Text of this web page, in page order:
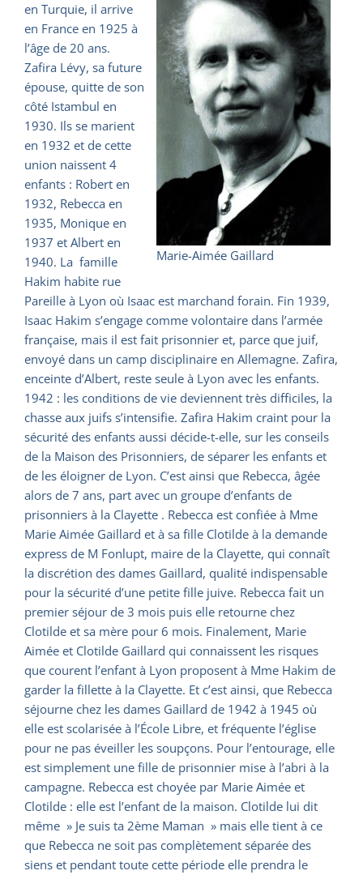
Marie-Aimée Gaillard
en Turquie, il arrive
en France en 1925 à
l’âge de 20 ans.
Zafira Lévy, sa future
épouse, quitte de son
côté Istambul en
1930. Ils se marient
en 1932 et de cette
union naissent 4
enfants : Robert en
1932, Rebecca en
1935, Monique en
1937 et Albert en
1940. La famille
Hakim habite rue
Pareille à Lyon où Isaac est marchand forain. Fin 1939,
Isaac Hakim s’engage comme volontaire dans l’armée
française, mais il est fait prisonnier et, parce que juif,
envoyé dans un camp disciplinaire en Allemagne. Zafira,
enceinte d’Albert, reste seule à Lyon avec les enfants.
1942 : les conditions de vie deviennent très difficiles, la
chasse aux juifs s’intensifie. Zafira Hakim craint pour la
sécurité des enfants aussi décide-t-elle, sur les conseils
de la Maison des Prisonniers, de séparer les enfants et
de les éloigner de Lyon. C’est ainsi que Rebecca, âgée
alors de 7 ans, part avec un groupe d’enfants de
prisonniers à la Clayette . Rebecca est confiée à Mme
Marie Aimée Gaillard et à sa fille Clotilde à la demande
express de M Fonlupt, maire de la Clayette, qui connaît
la discrétion des dames Gaillard, qualité indispensable
pour la sécurité d’une petite fille juive. Rebecca fait un
premier séjour de 3 mois puis elle retourne chez
Clotilde et sa mère pour 6 mois. Finalement, Marie
Aimée et Clotilde Gaillard qui connaissent les risques
que courent l’enfant à Lyon proposent à Mme Hakim de
garder la fillette à la Clayette. Et c’est ainsi, que Rebecca
séjourne chez les dames Gaillard de 1942 à 1945 où
elle est scolarisée à l’École Libre, et fréquente l’église
pour ne pas éveiller les soupçons. Pour l’entourage, elle
est simplement une fille de prisonnier mise à l’abri à la
campagne. Rebecca est choyée par Marie Aimée et
Clotilde : elle est l’enfant de la maison. Clotilde lui dit
même » Je suis ta 2ème Maman » mais elle tient à ce
que Rebecca ne soit pas complètement séparée des
siens et pendant toute cette période elle prendra le